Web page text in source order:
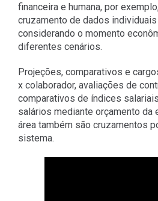
financeira e humana, por
cruzamento de dados
considerando o momento
diferentes cenários.
Projeções, comparativos e
x colaborador, avaliações de
comparativos de índices
salários mediante orçamento da
área também são cruzamentos
sistema.